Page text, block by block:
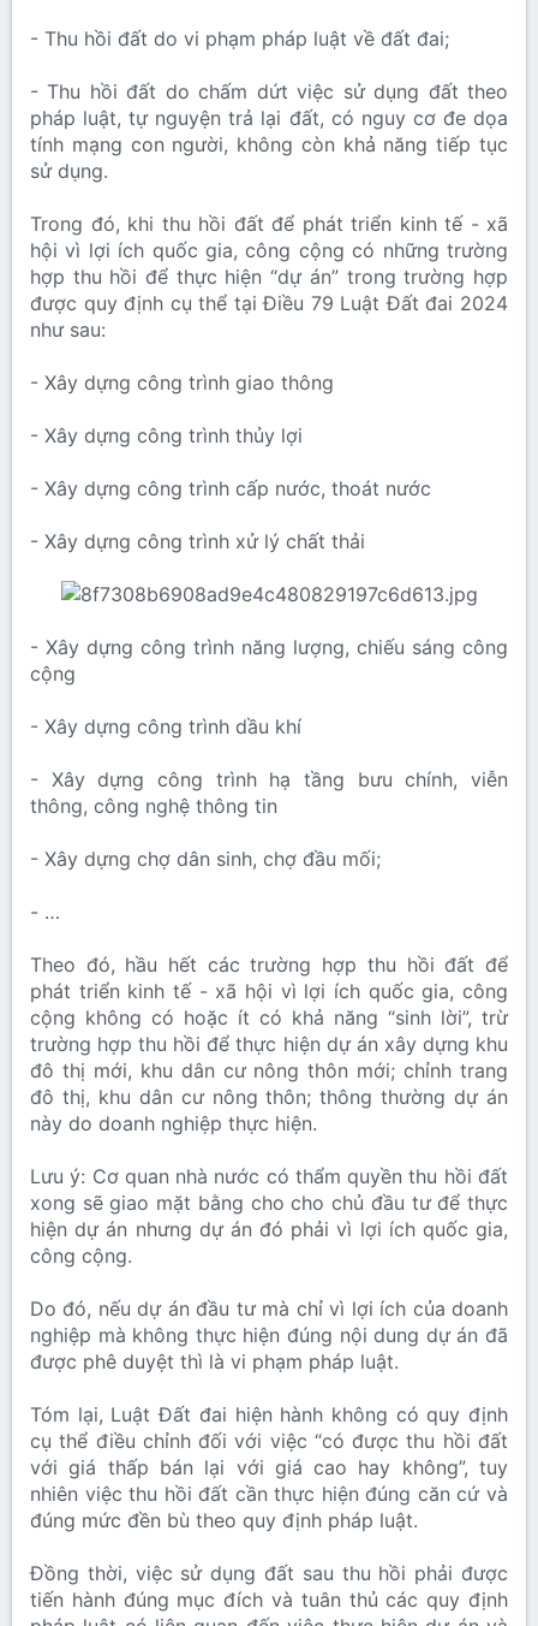
- Thu hồi đất do vi phạm pháp luật về đất đai;
- Thu hồi đất do chấm dứt việc sử dụng đất theo
pháp luật, tự nguyện trả lại đất, có nguy cơ đe dọa
tính mạng con người, không còn khả năng tiếp tục
sử dụng.
Trong đó, khi thu hồi đất để phát triển kinh tế - xã
hội vì lợi ích quốc gia, công cộng có những trường
hợp thu hồi để thực hiện “dự án” trong trường hợp
được quy định cụ thể tại Điều 79 Luật Đất đai 2024
như sau:
- Xây dựng công trình giao thông
- Xây dựng công trình thủy lợi
- Xây dựng công trình cấp nước, thoát nước
- Xây dựng công trình xử lý chất thải
- Xây dựng công trình năng lượng, chiếu sáng công
cộng
- Xây dựng công trình dầu khí
- Xây dựng công trình hạ tầng bưu chính, viễn
thông, công nghệ thông tin
- Xây dựng chợ dân sinh, chợ đầu mối;
- …
Theo đó, hầu hết các trường hợp thu hồi đất để
phát triển kinh tế - xã hội vì lợi ích quốc gia, công
cộng không có hoặc ít có khả năng “sinh lời”, trừ
trường hợp thu hồi để thực hiện dự án xây dựng khu
đô thị mới, khu dân cư nông thôn mới; chỉnh trang
đô thị, khu dân cư nông thôn; thông thường dự án
này do doanh nghiệp thực hiện.
Lưu ý: Cơ quan nhà nước có thẩm quyền thu hồi đất
xong sẽ giao mặt bằng cho cho chủ đầu tư để thực
hiện dự án nhưng dự án đó phải vì lợi ích quốc gia,
công cộng.
Do đó, nếu dự án đầu tư mà chỉ vì lợi ích của doanh
nghiệp mà không thực hiện đúng nội dung dự án đã
được phê duyệt thì là vi phạm pháp luật.
Tóm lại, Luật Đất đai hiện hành không có quy định
cụ thể điều chỉnh đối với việc “có được thu hồi đất
với giá thấp bán lại với giá cao hay không”, tuy
nhiên việc thu hồi đất cần thực hiện đúng căn cứ và
đúng mức đền bù theo quy định pháp luật.
Đồng thời, việc sử dụng đất sau thu hồi phải được
tiến hành đúng mục đích và tuân thủ các quy định